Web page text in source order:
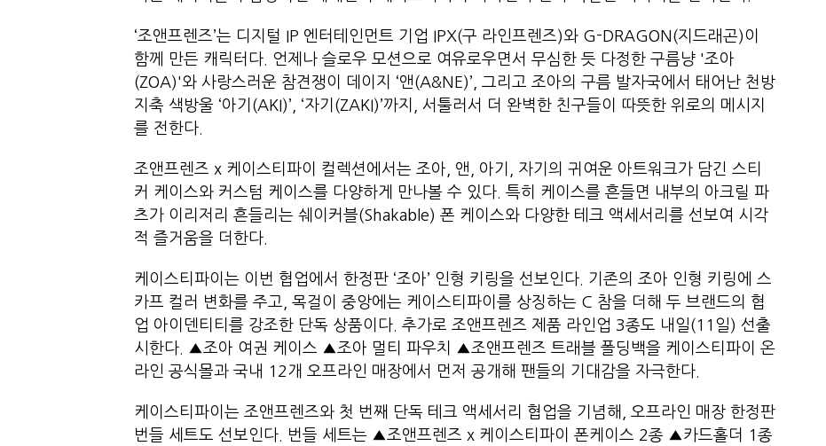
‘조앤프렌즈’는 디지털 IP 엔터테인먼트 기업 IPX(구 라인프렌즈)와 G-DRAGON(지드래곤)이
함께 만든 캐릭터다. 언제나 슬로우 모션으로 여유로우면서 무심한 듯 다정한 구름냥 '조아
(ZOA)'와 사랑스러운 참견쟁이 데이지 ‘앤(A&NE)’, 그리고 조아의 구름 발자국에서 태어난 천방
지축 색방울 ‘아기(AKI)’, ‘자기(ZAKI)’까지, 서툴러서 더 완벽한 친구들이 따뜻한 위로의 메시지
를 전한다.
조앤프렌즈 x 케이스티파이 컬렉션에서는 조아, 앤, 아기, 자기의 귀여운 아트워크가 담긴 스티
커 케이스와 커스텀 케이스를 다양하게 만나볼 수 있다. 특히 케이스를 흔들면 내부의 아크릴 파
츠가 이리저리 흔들리는 쉐이커블(Shakable) 폰 케이스와 다양한 테크 액세서리를 선보여 시각
적 즐거움을 더한다.
케이스티파이는 이번 협업에서 한정판 ‘조아’ 인형 키링을 선보인다. 기존의 조아 인형 키링에 스
카프 컬러 변화를 주고, 목걸이 중앙에는 케이스티파이를 상징하는 C 참을 더해 두 브랜드의 협
업 아이덴티티를 강조한 단독 상품이다. 추가로 조앤프렌즈 제품 라인업 3종도 내일(11일) 선출
시한다. ▲조아 여권 케이스 ▲조아 멀티 파우치 ▲조앤프렌즈 트래블 폴딩백을 케이스티파이 온
라인 공식몰과 국내 12개 오프라인 매장에서 먼저 공개해 팬들의 기대감을 자극한다.
케이스티파이는 조앤프렌즈와 첫 번째 단독 테크 액세서리 협업을 기념해, 오프라인 매장 한정판
번들 세트도 선보인다. 번들 세트는 ▲조앤프렌즈 x 케이스티파이 폰케이스 2종 ▲카드홀더 1종